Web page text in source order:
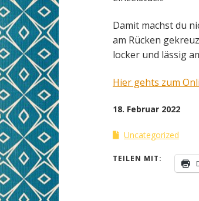
Damit machst du
am Rücken
locker und lässig
Hier gehts zum
18. Februar 2022
Uncategorized
TEILEN MIT: